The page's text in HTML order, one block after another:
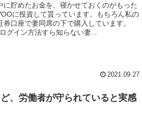
に貯めたお金を、寝かせておくのがもった
に投資して貰っています。もちろん私の
口座で妻同席の下で購入しています。
グイン方法すら知らない妻...
2021.09.27
、労働者が守られていると実感